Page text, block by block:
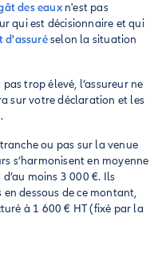
des eauxn'est pas
qui est décisionnaire et qui
d'assuréselon la situation
trop élevé, l’assureur ne
sur votre déclaration et les
ou pas sur la venue
s’harmonisent en moyenne
moins 3 000 €. Ils
dessous de ce montant,
à 1 600 € HT (fixé par la